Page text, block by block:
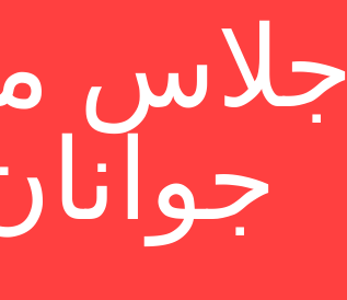
اجلاس